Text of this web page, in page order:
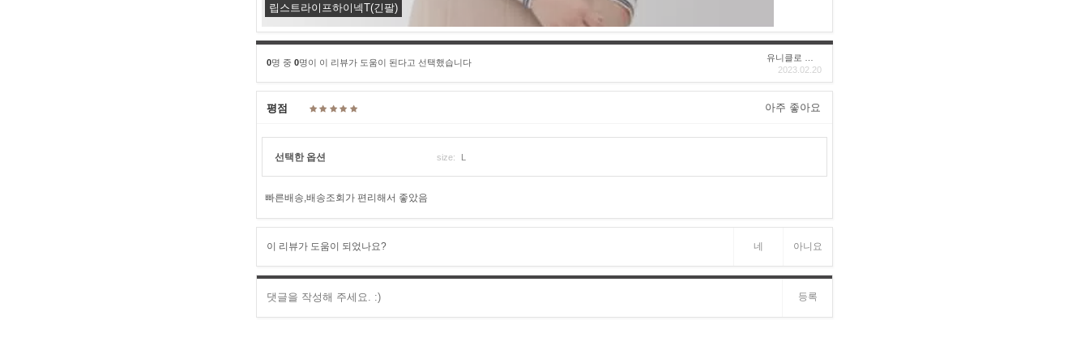
립스트라이프하이넥T(긴팔)
0명 중 0명이 이 리뷰가 도움이 된다고 선택했습니다
2023.02.20
평점 아주 좋아요
선택한 옵션 size: L
빠른배송,배송조회가 편리해서 좋았음
이 리뷰가 도움이 되었나요? 네 아니요
등록